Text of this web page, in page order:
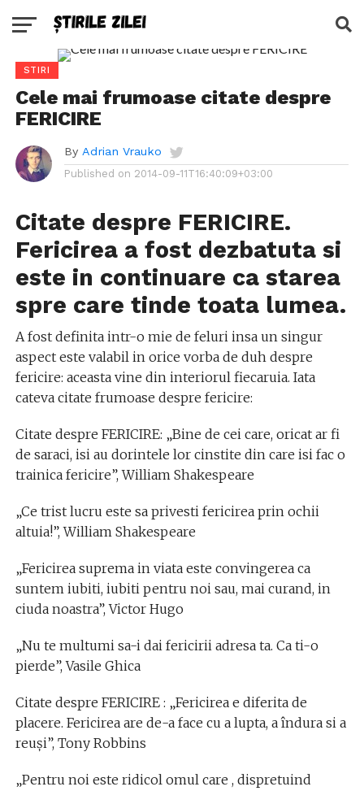
STIRI
Cele mai frumoase citate despre
FERICIRE
By Adrian Vrauko
Published on 2014-09-11T16:40:09+03:00
Citate despre FERICIRE.
Fericirea a fost dezbatuta si
este in continuare ca starea
spre care tinde toata lumea.
A fost definita intr-o mie de feluri insa un singur
aspect este valabil in orice vorba de duh despre
fericire: aceasta vine din interiorul fiecaruia. Iata
cateva citate frumoase despre fericire:
Citate despre FERICIRE: „Bine de cei care, oricat ar fi
de saraci, isi au dorintele lor cinstite din care isi fac o
trainica fericire”, William Shakespeare
„Ce trist lucru este sa privesti fericirea prin ochii
altuia!”, William Shakespeare
„Fericirea suprema in viata este convingerea ca
suntem iubiti, iubiti pentru noi sau, mai curand, in
ciuda noastra”, Victor Hugo
„Nu te multumi sa-i dai fericirii adresa ta. Ca ti-o
pierde”, Vasile Ghica
Citate despre FERICIRE : „Fericirea e diferita de
placere. Fericirea are de-a face cu a lupta, a îndura si a
reuși”, Tony Robbins
„Pentru noi este ridicol omul care , dispretuind